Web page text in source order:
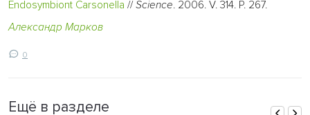
Endosymbiont Carsonella //Science. 2006. V. 314. P. 267.
Александр Марков
0
Ещё в разделе